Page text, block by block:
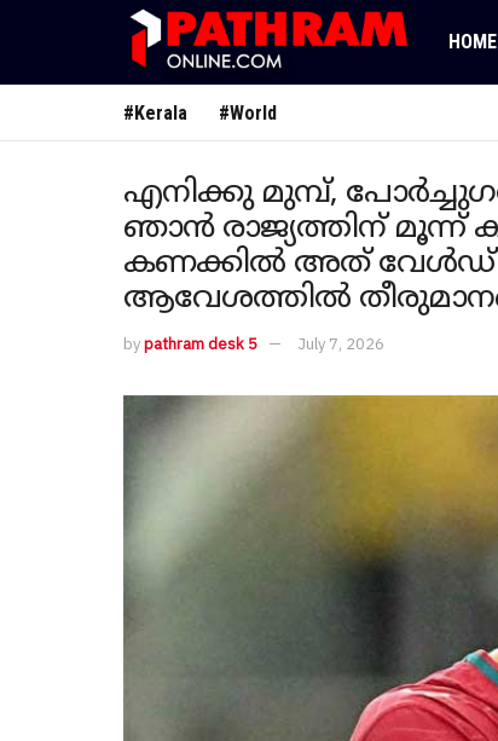
HOME
#Kerala #World
എനിക്കു മുമ്പ്, പോർച്ചുഗൽ
ഞാൻ രാജ്യത്തിന് മൂന്ന്
കണക്കിൽ അത് വേൾഡ്
ആവേശത്തിൽ
bypathram desk 5 July 7, 2026